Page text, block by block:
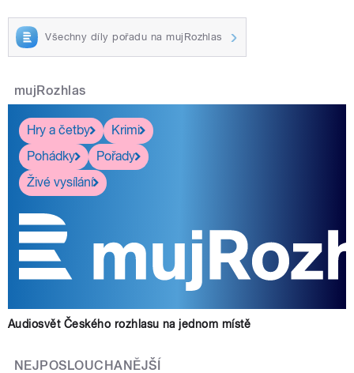
Všechny díly pořadu na mujRozhlas
mujRozhlas
Hry a četby
Krimi
Pohádky
Pořady
Živé vysílání
Audiosvět Českého rozhlasu na jednom místě
NEJPOSLOUCHANĚJŠÍ